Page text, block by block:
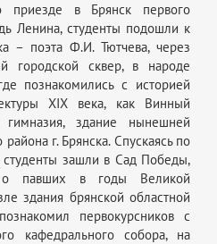
приезде в Брянск первого
Ленина, студенты подошли к
– поэта Ф.И. Тютчева, через
городской сквер, в народе
познакомились с историей
XIX века, как Винный
здание нынешней
г. Брянска. Спускаясь по
зашли в Сад Победы,
павших в годы Великой
здания брянской областной
первокурсников с
кафедрального собора, на